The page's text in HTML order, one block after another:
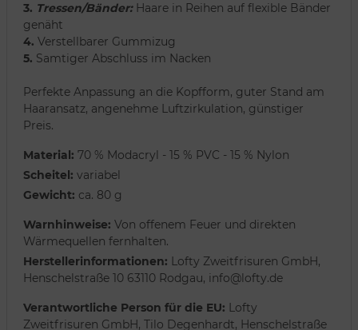
3. Tressen/Bänder:Haare in Reihen auf flexible Bänder
genäht
4. Verstellbarer Gummizug
5. Samtiger Abschluss im Nacken
Perfekte Anpassung an die Kopfform, guter Stand am
Haaransatz, angenehme Luftzirkulation, günstiger
Preis.
Material: 70 % Modacryl - 15 % PVC - 15 % Nylon
Scheitel: variabel
Gewicht: ca. 80 g
Warnhinweise: Von offenem Feuer und direkten
Wärmequellen fernhalten.
Herstellerinformationen: Lofty Zweitfrisuren GmbH,
Henschelstraße 10 63110 Rodgau, info@lofty.de
Verantwortliche Person für die EU: Lofty
Zweitfrisuren GmbH, Tilo Degenhardt, Henschelstraße